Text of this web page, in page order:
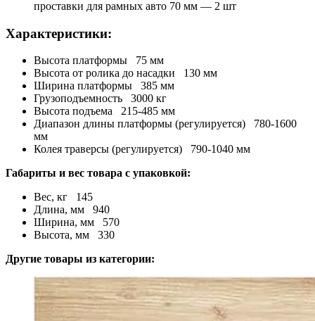
проставки для рамных авто 70 мм — 2 шт
Характеристики:
Высота платформы 75 мм
Высота от ролика до насадки 130 мм
Ширина платформы 385 мм
Грузоподъемность 3000 кг
Высота подъема 215-485 мм
Диапазон длины платформы (регулируется) 780-1600
мм
Колея траверсы (регулируется) 790-1040 мм
Габариты и вес товара с упаковкой:
Вес, кг 145
Длина, мм 940
Ширина, мм 570
Высота, мм 330
Другие товары из категории: